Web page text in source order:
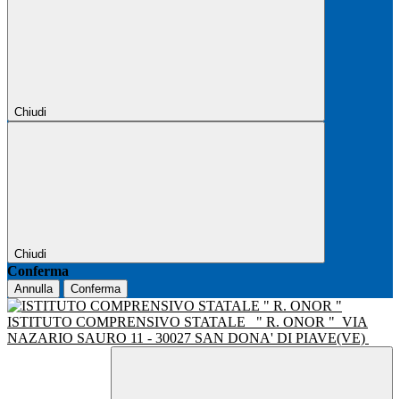
Chiudi
Chiudi
Conferma
Annulla Conferma
ISTITUTO COMPRENSIVO STATALE " R. ONOR " VIA
NAZARIO SAURO 11 - 30027 SAN DONA' DI PIAVE(VE)